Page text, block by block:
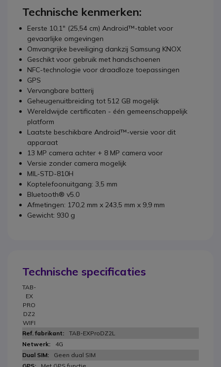
Technische kenmerken:
Eerste 10,1" (25,54 cm) Android™-tablet voor
gevaarlijke omgevingen
Omvangrijke beveiliging dankzij Samsung KNOX
Geschikt voor gebruik met handschoenen
NFC-technologie voor draadloze toepassingen
GPS
Vervangbare batterij
Geheugenuitbreiding tot 512 GB mogelijk
Wereldwijde certificaten - één gemeenschappelijk
platform
Laatste beschikbare Android™-versie voor dit
apparaat
13 MP camera achter + 8 MP camera voor
Versie zonder camera mogelijk
MIL-STD-810H
Koptelefoonuitgang: 3,5 mm
Bluetooth® v5.0
Afmetingen: 170,2 mm x 243,5 mm x 9,9 mm
Gewicht: 930 g
Technische specificaties
TAB-
EX
PRO
DZ2
WIFI
TAB-EXProDZ2L
4G
Geen dual SIM